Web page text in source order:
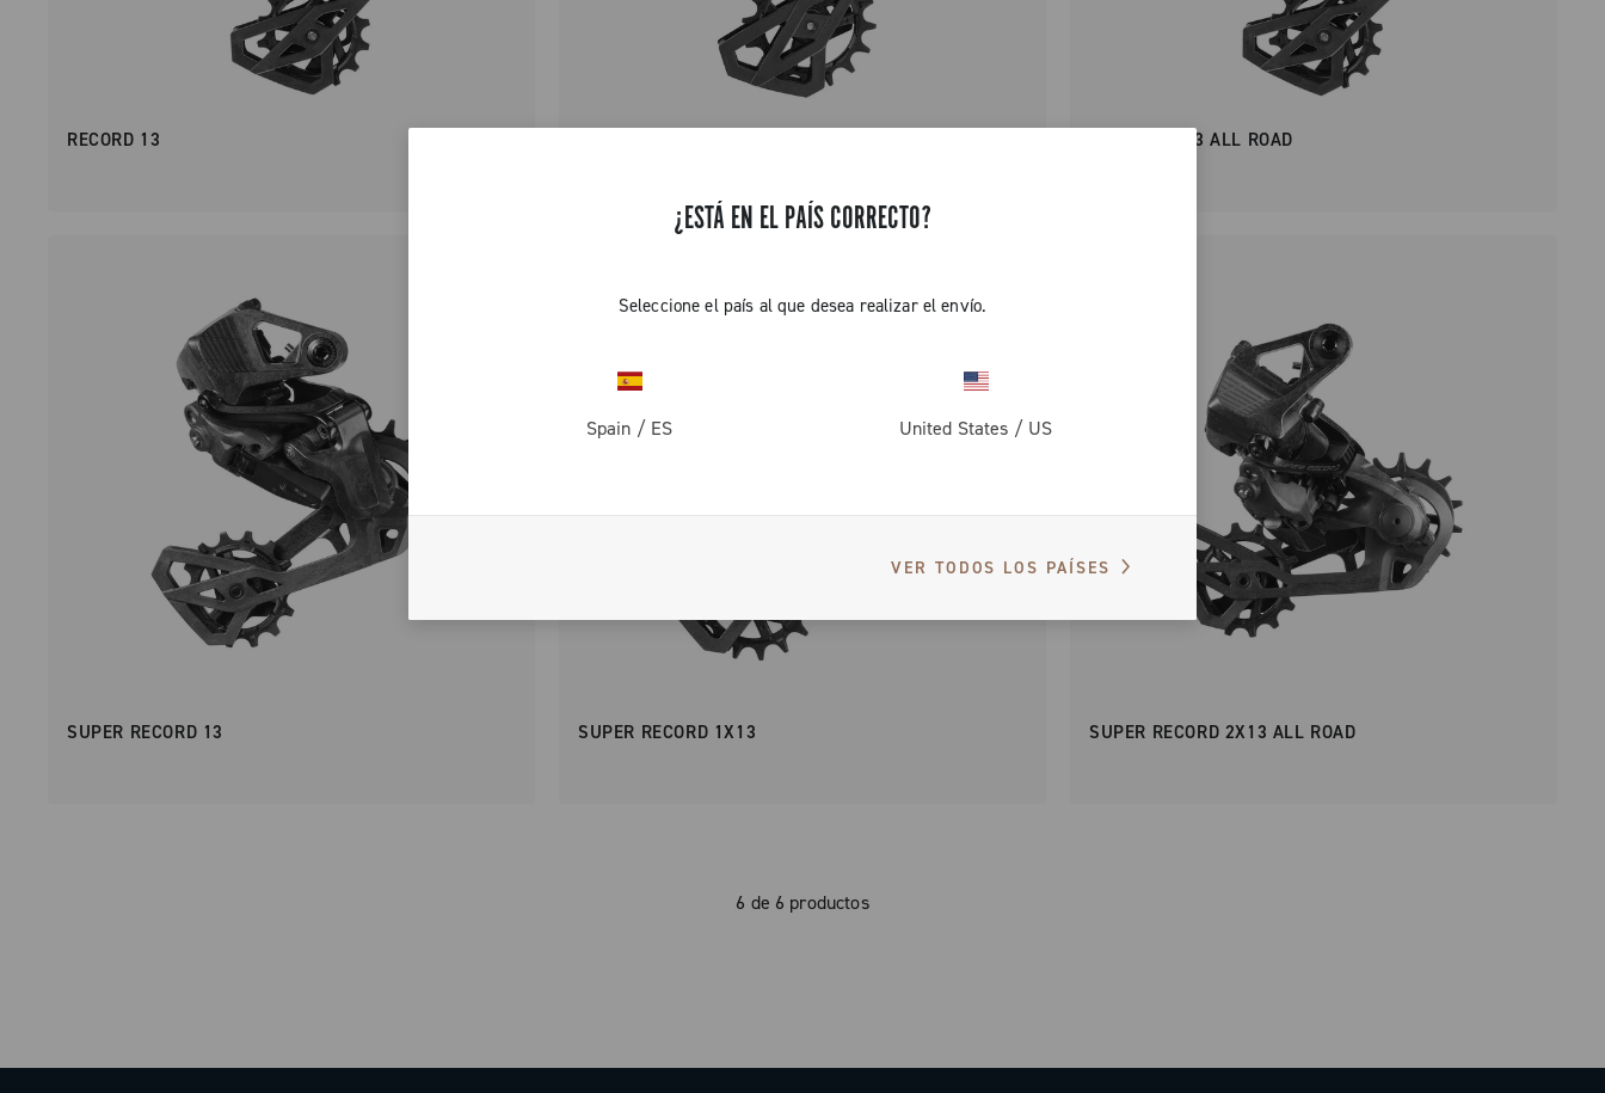
¿ESTÁ EN EL PAÍS CORRECTO?
Seleccione el país al que desea realizar el envío.
Spain / ES United States / US
VER TODOS LOS PAÍSES
RECORD 13 RECORD 2X13 ALL ROAD
SUPER RECORD 13 SUPER RECORD 1X13 SUPER RECORD 2X13 ALL ROAD
6 de 6 productos